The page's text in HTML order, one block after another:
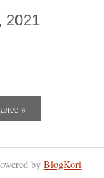
2021
»
by BlogKori